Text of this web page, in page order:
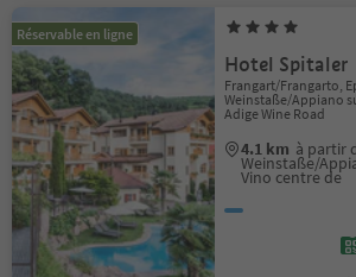
Réservable en ligne
Hotel Spitaler
Frangart/Frangarto,
Weinstaße/Appiano
Adige Wine Road
4.1 km à partir
Weinstaße/
Vino centre de